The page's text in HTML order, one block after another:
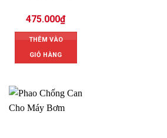
475.000₫
THÊM VÀO
GIỎ HÀNG